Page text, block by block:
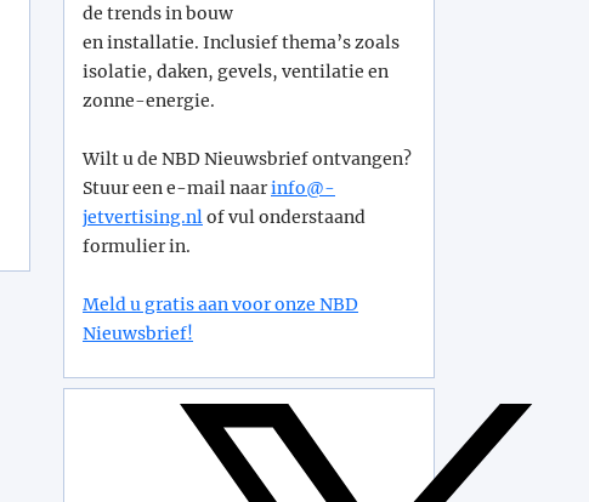
de trends in bouw
en installatie. Inclusief thema’s zoals
isolatie, daken, gevels, ventilatie en
zonne-energie.
Wilt u de NBD Nieuwsbrief ontvangen?
Stuur een e-mail naarinfo@­
jetvertising.nlof vul onderstaand
formulier in.
Meld u gratis aan voor onze NBD
Nieuwsbrief!